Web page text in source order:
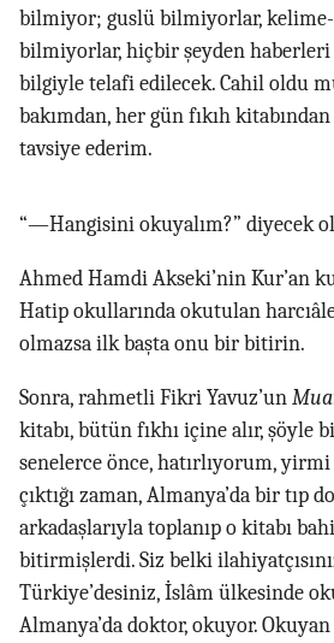
bilmiyor; guslü bilmiyorlar,
bilmiyorlar, hiçbir şeyden
bilgiyle telafi edilecek. Cahil oldu
bakımdan, her gün fıkıh
tavsiye ederim.
“—Hangisini okuyalım?” diyecek
Ahmed Hamdi Akseki’nin Kur’an
Hatip okullarında okutulan
olmazsa ilk başta onu bir bitirin.
Sonra, rahmetli Fikri Yavuz’un
kitabı, bütün fıkhı içine alır, şöyle
senelerce önce, hatırlıyorum,
çıktığı zaman, Almanya’da bir tıp
arkadaşlarıyla toplanıp o kitabı
bitirmişlerdi. Siz belki
Türkiye’desiniz, İslâm ülkesinde
Almanya’da doktor, okuyor.